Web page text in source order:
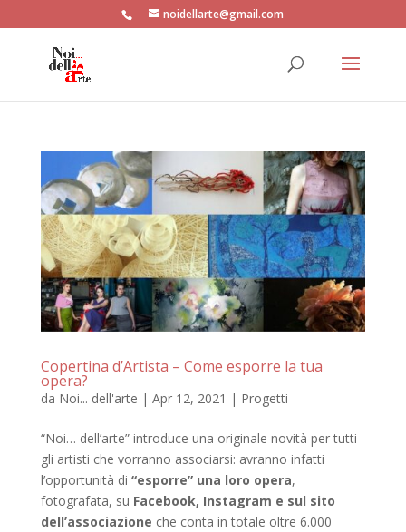
noidellarte@gmail.com
Copertina d’Artista – Come esporre la tua
opera?
da Noi... dell'arte | Apr 12, 2021 | Progetti
“Noi… dell’arte” introduce una originale novità per tutti
gli artisti che vorranno associarsi: avranno infatti
l’opportunità di “esporre” una loro opera,
fotografata, su Facebook, Instagram e sul sito
dell’associazione che conta in totale oltre 6.000